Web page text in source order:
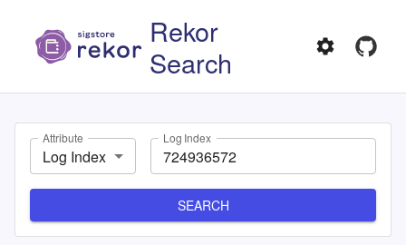
Rekor
Search
Attribute
Log Index
Log Index
SEARCH